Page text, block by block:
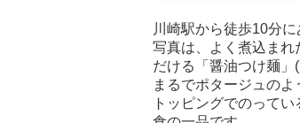
川崎駅から徒歩10分
写真は、よく煮込まれ
だける「醤油つけ麺」
まるでポタージュのよ
トッピングでのって